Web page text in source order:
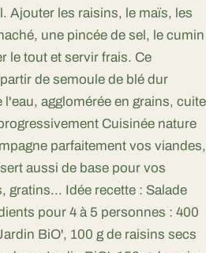
Ajouter les raisins, le maïs, les
une pincée de sel, le cumin
le tout et servir frais. Ce
de semoule de blé dur
agglomérée en grains, cuite
Cuisinée nature
parfaitement vos viandes,
aussi de base pour vos
gratins... Idée recette : Salade
pour 4 à 5 personnes : 400
BiO', 100 g de raisins secs